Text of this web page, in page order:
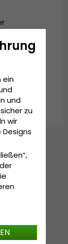
ein
und
zu
wir